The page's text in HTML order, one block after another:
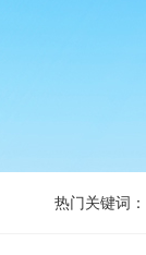
热门关键词：